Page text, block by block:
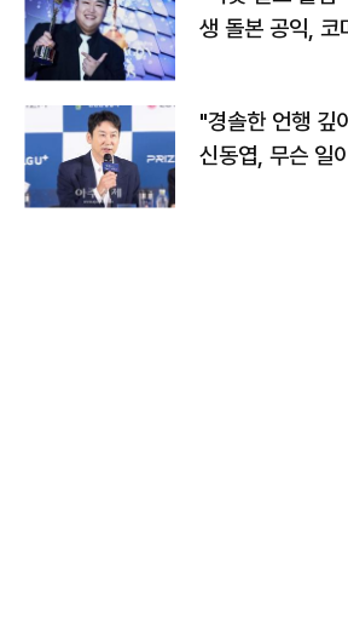
생 돌본 공익, 코
"경솔한 언행 깊
신동엽, 무슨 일